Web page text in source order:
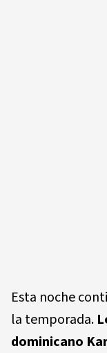
Esta noche
la temporada.
dominicano